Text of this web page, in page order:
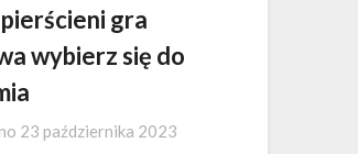
gra
wybierz się do
23 października 2023